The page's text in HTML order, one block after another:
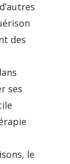
des
ses
le